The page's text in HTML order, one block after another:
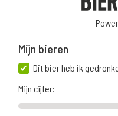
Mijn bieren
Dit bier heb ik
Mijn cijfer: